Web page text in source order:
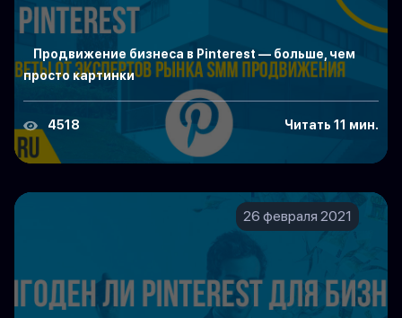
Продвижение бизнеса в Pinterest — больше, чем
просто картинки
4518 Читать 11 мин.
26 февраля 2021